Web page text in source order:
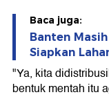
Baca juga:
Banten
Siapkan
"Ya, kita
bentuk mentah itu